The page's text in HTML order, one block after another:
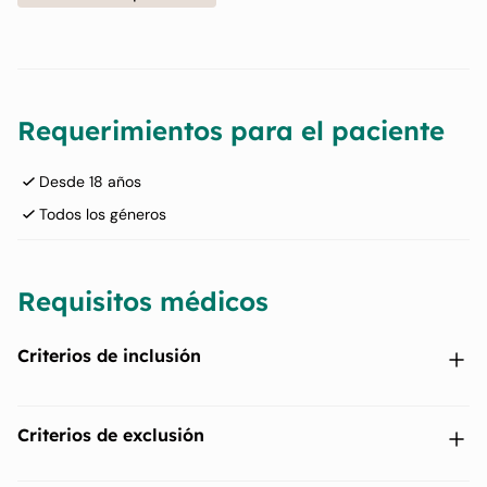
Requerimientos para el paciente
Desde 18 años
Todos los géneros
Requisitos médicos
Criterios de inclusión
visita de selección, así como cumplir con todas las visitas y
Criterios de exclusión